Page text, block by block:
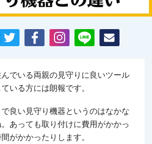
でいる両親の見守りに良いツール
いる方には朗報です。
良い見守り機器というのはなかな
あっても取り付けに費用がかかっ
がかかったりします。